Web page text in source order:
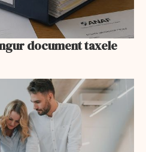
document taxele